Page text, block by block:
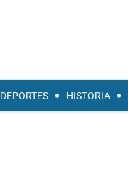
DEPORTES HISTORIA